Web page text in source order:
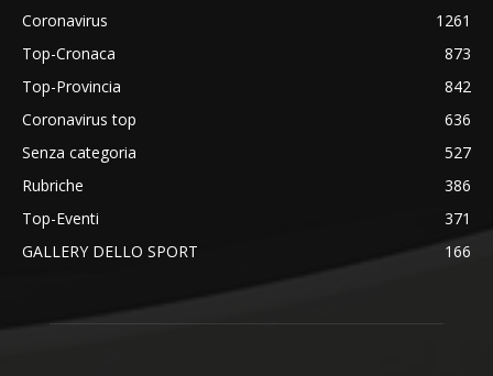
Coronavirus
1261
Top-Cronaca
873
Top-Provincia
842
Coronavirus top
636
Senza categoria
527
Rubriche
386
Top-Eventi
371
GALLERY DELLO SPORT
166